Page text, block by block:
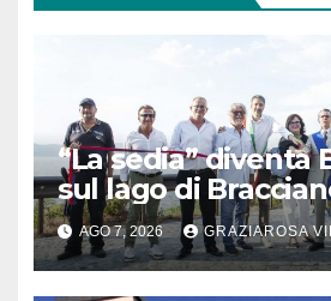
“La sedia” diventa
sul lago di
l’inaugurazione
AGO 7, 2026 GRAZIAROSA